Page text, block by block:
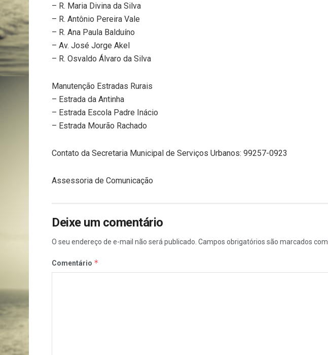
– R. Maria Divina da Silva
– R. Antônio Pereira Vale
– R. Ana Paula Balduíno
– Av. José Jorge Akel
– R. Osvaldo Álvaro da Silva
Manutenção Estradas Rurais
– Estrada da Antinha
– Estrada Escola Padre Inácio
– Estrada Mourão Rachado
Contato da Secretaria Municipal de Serviços Urbanos: 99257-0923
Assessoria de Comunicação
Deixe um comentário
O seu endereço de e-mail não será publicado. Campos obrigatórios são marcados com
Comentário *